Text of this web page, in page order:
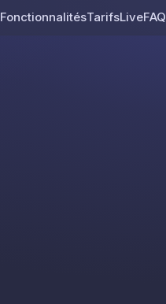
FonctionnalitésTarifsLiveFAQ